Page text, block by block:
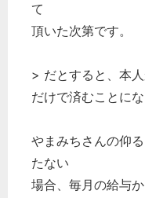
て
頂いた次第です。
> だとすると、本
だけで済むことにな
やまみちさんの仰
たない
場合、毎月の給与